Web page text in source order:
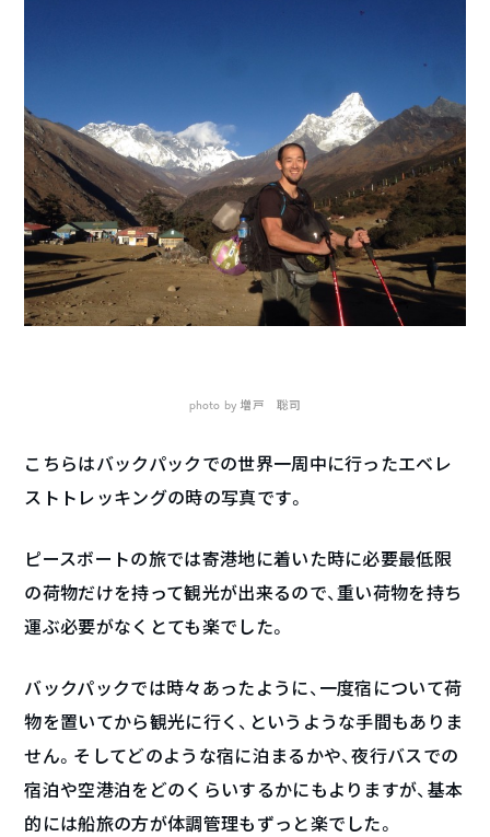
photo by 増戸 聡司
こちらはバックパックでの世界一周中に行ったエベレ
ストトレッキングの時の写真です。
ピースボートの旅では寄港地に着いた時に必要最低限
の荷物だけを持って観光が出来るので、重い荷物を持ち
運ぶ必要がなくとても楽でした。
バックパックでは時々あったように、一度宿について荷
物を置いてから観光に行く、というような手間もありま
せん。そしてどのような宿に泊まるかや、夜行バスでの
宿泊や空港泊をどのくらいするかにもよりますが、基本
的には船旅の方が体調管理もずっと楽でした。